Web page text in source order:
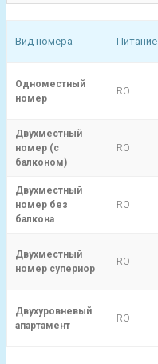
Вид номера Питание
Одноместный
номер
RO
Двухместный
номер (с
балконом)
RO
Двухместный
номер без
балкона
RO
Двухместный
номер супериор
RO
Двухуровневый
апартамент
RO